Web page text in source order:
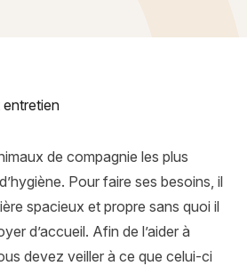
bien la nettoyer ?
de compagnie les plus
Pour faire ses besoins, il
spacieux et propre sans quoi il
d’accueil. Afin de l’aider à
devez veiller à ce que celui-ci